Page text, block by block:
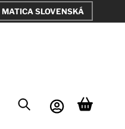
MATICA SLOVENSKÁ